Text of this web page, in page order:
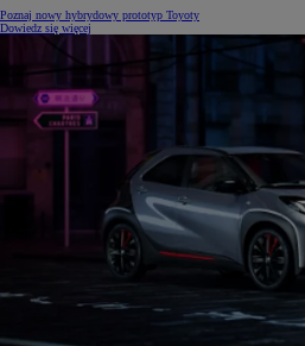
Poznaj nowy hybrydowy prototyp Toyoty
Dowiedz się więcej